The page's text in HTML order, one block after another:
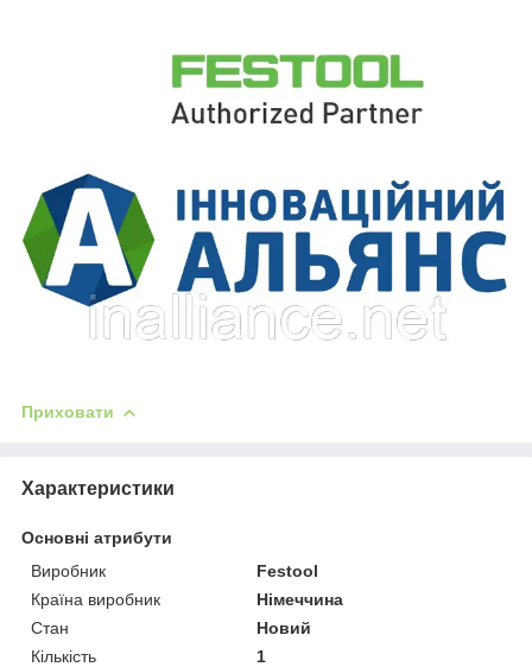
Приховати
Характеристики
Основні атрибути
Виробник
Festool
Країна виробник
Німеччина
Стан
Новий
Кількість
1